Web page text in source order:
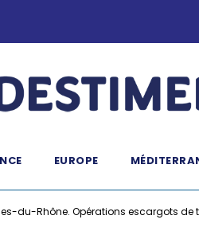
EUROPE
du-Rhône. Opérations escargots de